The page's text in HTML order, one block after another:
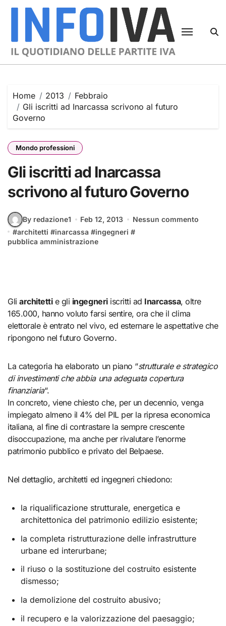
Skip
Home 2013
Febbraio
Gli iscritti ad Inarcassa scrivono al futuro
Governo
Mondo professioni
Gli iscritti ad Inarcassa
scrivono al futuro Governo
By redazione1 Feb 12, 2013
Nessun commento
#architetti #inarcassa #ingegneri #
pubblica amministrazione
Gliarchitettie gli ingegneriiscritti ad Inarcassa, oltre
165.000, hanno voluto farsi sentire, ora che il clima
elettorale è entrato nel vivo, ed esternare le aspettative che
ripongono nel futuro Governo.
La categoria ha elaborato un piano “strutturale e strategico
di investimenti che abbia una adeguata copertura
finanziaria“.
In concreto, viene chiesto che, per un decennio, venga
impiegato almeno il 4% del PIL per la ripresa economica
italiana, al fine di contrastare la sempre crescente
disoccupazione, ma anche per rivalutare l’enorme
patrimonio pubblico e privato del Belpaese.
Nel dettaglio, architetti ed ingegneri chiedono:
la riqualificazione strutturale, energetica e
architettonica del patrimonio edilizio esistente;
la completa ristrutturazione delle infrastrutture
urbane ed interurbane;
il riuso o la sostituzione del costruito esistente
dismesso;
la demolizione del costruito abusivo;
il recupero e la valorizzazione del paesaggio;